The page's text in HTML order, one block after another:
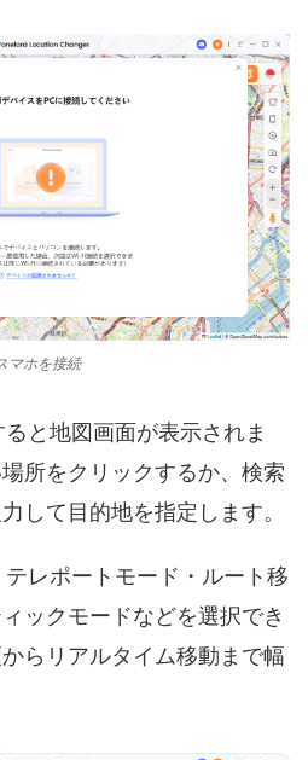
マホを接続
と地図画面が表示されま
所をクリックするか、検索
して目的地を指定します。
レポートモード・ルート移
ックモードなどを選択でき
らリアルタイム移動まで幅